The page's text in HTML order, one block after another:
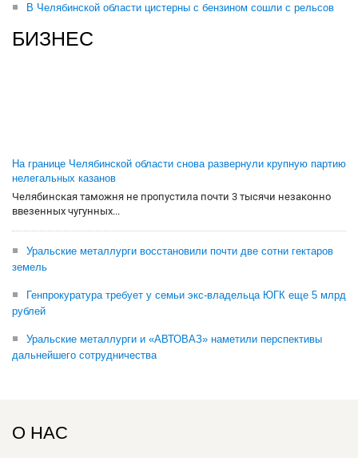
В Челябинской области цистерны с бензином сошли с рельсов
БИЗНЕС
На границе Челябинской области снова развернули крупную партию
нелегальных казанов
Челябинская таможня не пропустила почти 3 тысячи незаконно
ввезенных чугунных...
Уральские металлурги восстановили почти две сотни гектаров
земель
Генпрокуратура требует у семьи экс-владельца ЮГК еще 5 млрд
рублей
Уральские металлурги и «АВТОВАЗ» наметили перспективы
дальнейшего сотрудничества
О НАС